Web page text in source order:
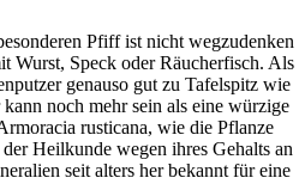
Pfiff ist nicht wegzudenken
Wurst, Speck oder Räucherfisch. Als
genauso gut zu Tafelspitz wie
noch mehr sein als eine würzige
rusticana, wie die Pflanze
Heilkunde wegen ihres Gehalts an
seit alters her bekannt für eine